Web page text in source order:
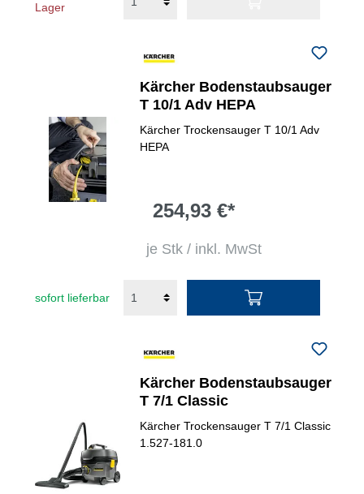
Lager
Kärcher Bodenstaubsauger
T 10/1 Adv HEPA
Kärcher Trockensauger T 10/1 Adv
HEPA
254,93 €*
je Stk / inkl. MwSt
sofort lieferbar
Kärcher Bodenstaubsauger
T 7/1 Classic
Kärcher Trockensauger T 7/1 Classic
1.527-181.0